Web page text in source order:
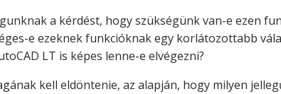
a kérdést, hogy szükségünk van-e ezen
e ezeknek funkcióknak egy korlátozottabb
LT is képes lenne-e elvégezni?
kell eldöntenie, az alapján, hogy milyen